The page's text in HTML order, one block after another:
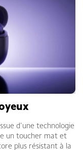
d'une technologie
un toucher mat et
plus résistant à la